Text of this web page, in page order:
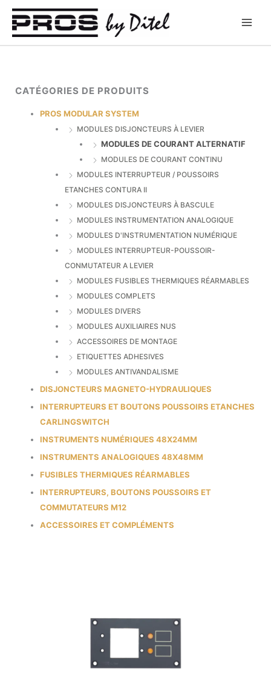
Aller
contenu
CATÉGORIES DE PRODUITS
PROS MODULAR SYSTEM
MODULES DISJONCTEURS À LEVIER
MODULES DE COURANT ALTERNATIF
MODULES DE COURANT CONTINU
MODULES INTERRUPTEUR / POUSSOIRS
ETANCHES CONTURA II
MODULES DISJONCTEURS À BASCULE
MODULES INSTRUMENTATION ANALOGIQUE
MODULES D'INSTRUMENTATION NUMÉRIQUE
MODULES INTERRUPTEUR-POUSSOIR-
CONMUTATEUR A LEVIER
MODULES FUSIBLES THERMIQUES RÉARMABLES
MODULES COMPLETS
MODULES DIVERS
MODULES AUXILIAIRES NUS
ACCESSOIRES DE MONTAGE
ETIQUETTES ADHESIVES
MODULES ANTIVANDALISME
DISJONCTEURS MAGNETO-HYDRAULIQUES
INTERRUPTEURS ET BOUTONS POUSSOIRS ETANCHES
CARLINGSWITCH
INSTRUMENTS NUMÉRIQUES 48X24MM
INSTRUMENTS ANALOGIQUES 48X48MM
FUSIBLES THERMIQUES RÉARMABLES
INTERRUPTEURS, BOUTONS POUSSOIRS ET
COMMUTATEURS M12
ACCESSOIRES ET COMPLÉMENTS